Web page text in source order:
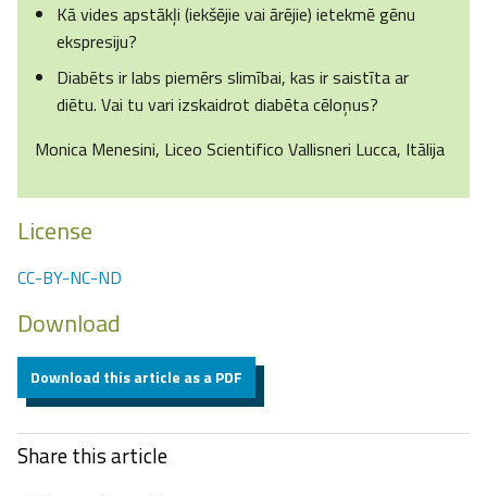
Kā vides apstākļi (iekšējie vai ārējie) ietekmē gēnu
ekspresiju?
Diabēts ir labs piemērs slimībai, kas ir saistīta ar
diētu. Vai tu vari izskaidrot diabēta cēloņus?
Monica Menesini, Liceo Scientifico Vallisneri Lucca, Itālija
License
CC-BY-NC-ND
Download
Download this article as a PDF
Share this article